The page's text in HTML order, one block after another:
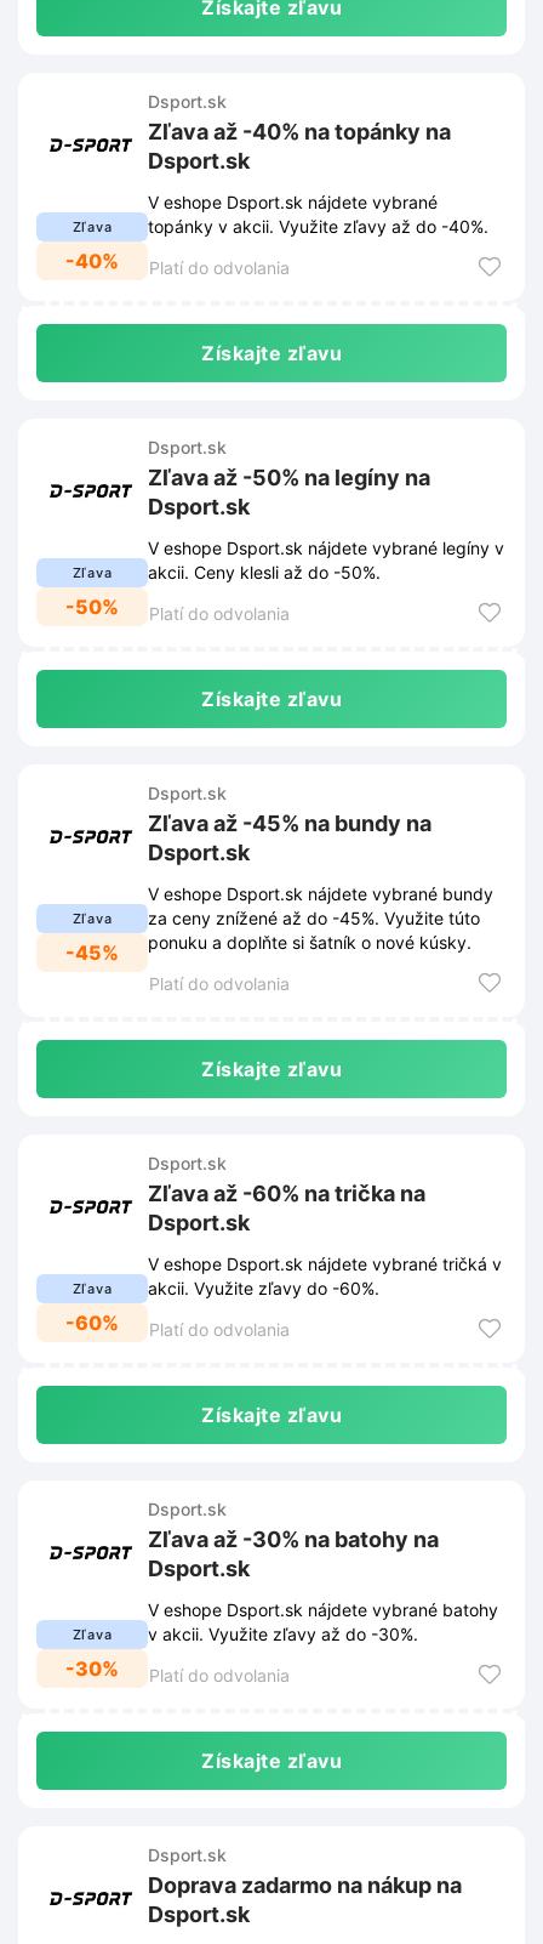
Získajte zľavu
Zľava
-40%
Dsport.sk
Zľava až -40% na topánky na
Dsport.sk
V eshope Dsport.sk nájdete vybrané
topánky v akcii. Využite zľavy až do -40%.
Platí do odvolania
Získajte zľavu
Zľava
-50%
Dsport.sk
Zľava až -50% na legíny na
Dsport.sk
V eshope Dsport.sk nájdete vybrané legíny v
akcii. Ceny klesli až do -50%.
Platí do odvolania
Získajte zľavu
Zľava
-45%
Dsport.sk
Zľava až -45% na bundy na
Dsport.sk
V eshope Dsport.sk nájdete vybrané bundy
za ceny znížené až do -45%. Využite túto
ponuku a doplňte si šatník o nové kúsky.
Platí do odvolania
Získajte zľavu
Zľava
-60%
Dsport.sk
Zľava až -60% na trička na
Dsport.sk
V eshope Dsport.sk nájdete vybrané tričká v
akcii. Využite zľavy do -60%.
Platí do odvolania
Získajte zľavu
Zľava
-30%
Dsport.sk
Zľava až -30% na batohy na
Dsport.sk
V eshope Dsport.sk nájdete vybrané batohy
v akcii. Využite zľavy až do -30%.
Platí do odvolania
Získajte zľavu
Dsport.sk
Doprava zadarmo na nákup na
Dsport.sk